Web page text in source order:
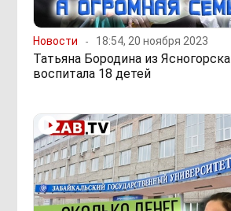
Новости 18:54, 20 ноября 2023
Татьяна Бородина из Ясногорска
воспитала 18 детей